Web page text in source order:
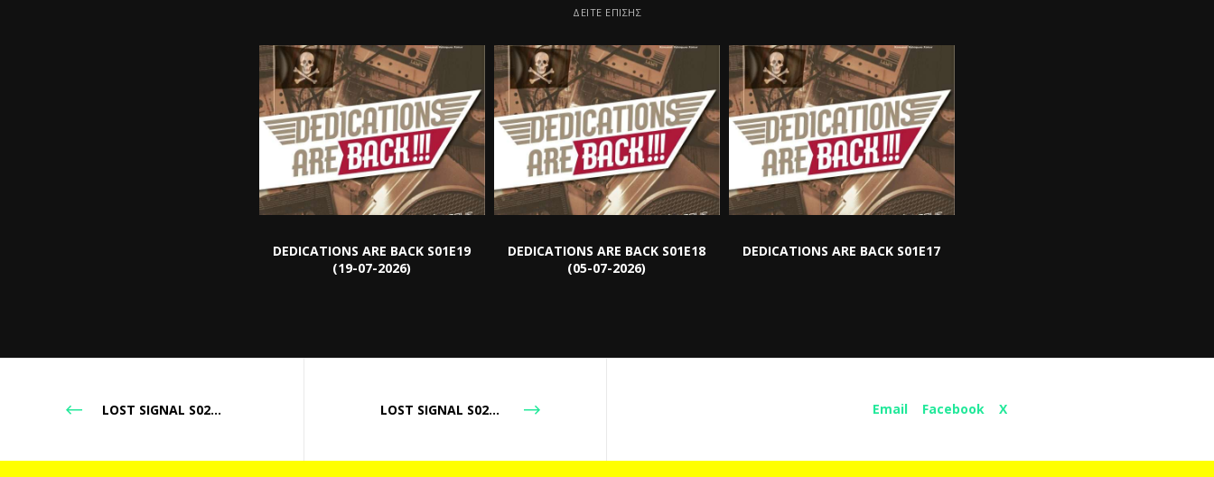
ΔΕΊΤΕ ΕΠΊΣΗΣ
DEDICATIONS ARE BACK S01E19
(19-07-2026)
DEDICATIONS ARE BACK S01E18
(05-07-2026)
DEDICATIONS ARE BACK S01E17
LOST SIGNAL S02E144 LOST SIGNAL S02E146 Email Facebook X